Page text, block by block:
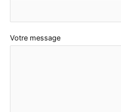
g
iVotre message